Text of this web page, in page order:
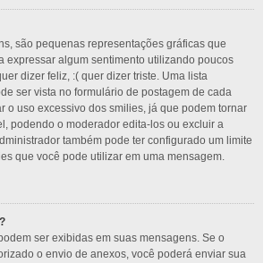
são pequenas representações gráficas que
expressar algum sentimento utilizando poucos
dizer feliz, :( quer dizer triste. Uma lista
ser vista no formulário de postagem de cada
o uso excessivo dos smilies, já que podem tornar
podendo o moderador edita-los ou excluir a
também pode ter configurado um limite
que você pode utilizar em uma mensagem.
ser exibidas em suas mensagens. Se o
o envio de anexos, você poderá enviar sua